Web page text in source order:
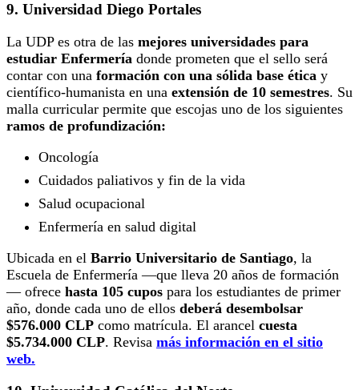
9. Universidad Diego Portales
La UDP es otra de las mejores universidades para
estudiar Enfermería donde prometen que el sello será
contar con una formación con una sólida base ética y
científico-humanista en una extensión de 10 semestres. Su
malla curricular permite que escojas uno de los siguientes
ramos de profundización:
Oncología
Cuidados paliativos y fin de la vida
Salud ocupacional
Enfermería en salud digital
Ubicada en el Barrio Universitario de Santiago, la
Escuela de Enfermería —que lleva 20 años de formación
— ofrece hasta 105 cupos para los estudiantes de primer
año, donde cada uno de ellos deberá desembolsar
$576.000 CLP como matrícula. El arancel cuesta
$5.734.000 CLP. Revisa más información en el sitio
web.